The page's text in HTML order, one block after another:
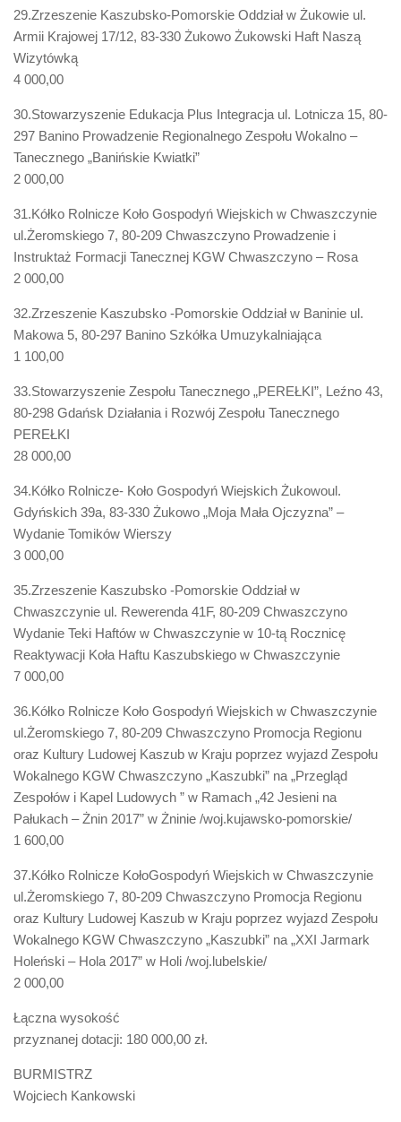
29.Zrzeszenie Kaszubsko-Pomorskie Oddział w Żukowie ul.
Armii Krajowej 17/12, 83-330 Żukowo Żukowski Haft Naszą
Wizytówką
4 000,00
30.Stowarzyszenie Edukacja Plus Integracja ul. Lotnicza 15, 80-
297 Banino Prowadzenie Regionalnego Zespołu Wokalno –
Tanecznego „Banińskie Kwiatki”
2 000,00
31.Kółko Rolnicze Koło Gospodyń Wiejskich w Chwaszczynie
ul.Żeromskiego 7, 80-209 Chwaszczyno Prowadzenie i
Instruktaż Formacji Tanecznej KGW Chwaszczyno – Rosa
2 000,00
32.Zrzeszenie Kaszubsko -Pomorskie Oddział w Baninie ul.
Makowa 5, 80-297 Banino Szkółka Umuzykalniająca
1 100,00
33.Stowarzyszenie Zespołu Tanecznego „PEREŁKI”, Leźno 43,
80-298 Gdańsk Działania i Rozwój Zespołu Tanecznego
PEREŁKI
28 000,00
34.Kółko Rolnicze- Koło Gospodyń Wiejskich Żukowoul.
Gdyńskich 39a, 83-330 Żukowo „Moja Mała Ojczyzna” –
Wydanie Tomików Wierszy
3 000,00
35.Zrzeszenie Kaszubsko -Pomorskie Oddział w
Chwaszczynie ul. Rewerenda 41F, 80-209 Chwaszczyno
Wydanie Teki Haftów w Chwaszczynie w 10-tą Rocznicę
Reaktywacji Koła Haftu Kaszubskiego w Chwaszczynie
7 000,00
36.Kółko Rolnicze Koło Gospodyń Wiejskich w Chwaszczynie
ul.Żeromskiego 7, 80-209 Chwaszczyno Promocja Regionu
oraz Kultury Ludowej Kaszub w Kraju poprzez wyjazd Zespołu
Wokalnego KGW Chwaszczyno „Kaszubki” na „Przegląd
Zespołów i Kapel Ludowych ” w Ramach „42 Jesieni na
Pałukach – Żnin 2017” w Żninie /woj.kujawsko-pomorskie/
1 600,00
37.Kółko Rolnicze KołoGospodyń Wiejskich w Chwaszczynie
ul.Żeromskiego 7, 80-209 Chwaszczyno Promocja Regionu
oraz Kultury Ludowej Kaszub w Kraju poprzez wyjazd Zespołu
Wokalnego KGW Chwaszczyno „Kaszubki” na „XXI Jarmark
Holeński – Hola 2017” w Holi /woj.lubelskie/
2 000,00
Łączna wysokość
przyznanej dotacji: 180 000,00 zł.
BURMISTRZ
Wojciech Kankowski